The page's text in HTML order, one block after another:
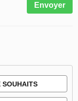
Envoyer
SOUHAITS